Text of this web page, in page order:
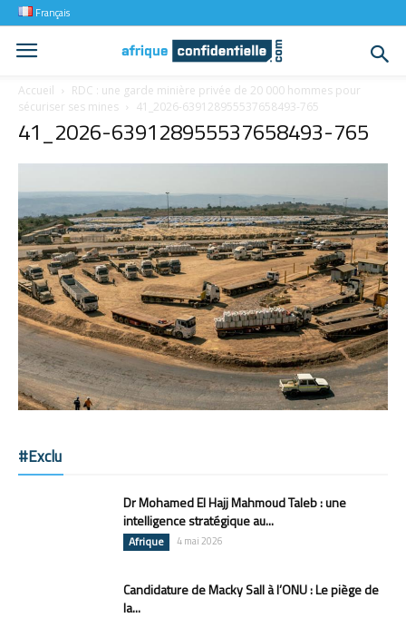
Français
Accueil
RDC : une garde minière privée de 20 000 hommes pour
sécuriser ses mines
41_2026-639128955537658493-765
41_2026-639128955537658493-765
#Exclu
Dr Mohamed El Hajj Mahmoud Taleb : une
intelligence stratégique au...
Afrique 4 mai 2026
Candidature de Macky Sall à l’ONU : Le piège de
la...